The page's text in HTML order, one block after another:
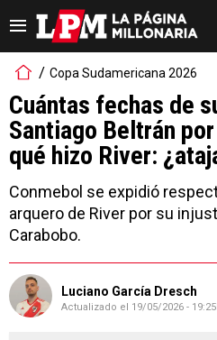
Copa Sudamericana 2026
Cuántas fechas de
Santiago Beltrán
qué hizo River:
Conmebol se expidió
arquero de River por su
Carabobo.
Luciano García Dresch
Actualizado el 19/05/2026 -